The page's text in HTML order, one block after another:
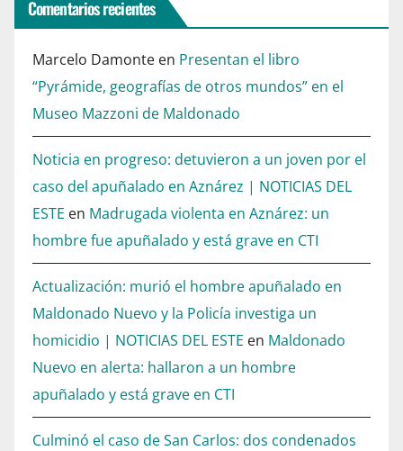
Comentarios recientes
Marcelo Damonte en Presentan el libro
“Pyrámide, geografías de otros mundos” en el
Museo Mazzoni de Maldonado
Noticia en progreso: detuvieron a un joven por el
caso del apuñalado en Aznárez | NOTICIAS DEL
ESTE en Madrugada violenta en Aznárez: un
hombre fue apuñalado y está grave en CTI
Actualización: murió el hombre apuñalado en
Maldonado Nuevo y la Policía investiga un
homicidio | NOTICIAS DEL ESTE en Maldonado
Nuevo en alerta: hallaron a un hombre
apuñalado y está grave en CTI
Culminó el caso de San Carlos: dos condenados